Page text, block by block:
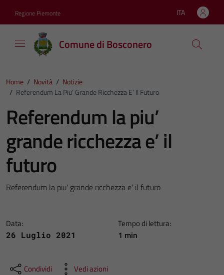
Regione Piemonte Lingua attiva:
ITA
Comune di Bosconero
Home / Novità / Notizie
/ Referendum La Piu’ Grande Ricchezza E’ Il Futuro
Referendum la piu’
grande ricchezza e’ il
futuro
Referendum la piu' grande ricchezza e' il futuro
Data:
26 Luglio 2021
Tempo di lettura:
1 min
Condividi Vedi azioni